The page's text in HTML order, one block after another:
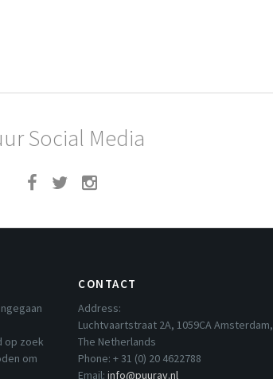
Social Media
op zoek
om
CONTACT
Address:
Luchtvaartstraat 2A, 1059CA Amsterdam,
The Netherlands
Phone: + 31 (0) 20 4622788
Email: info@puurav.nl